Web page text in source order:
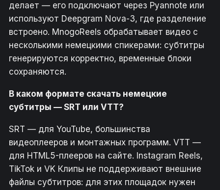
делает — его подключают через Pyannote или
используют Deepgram Nova-3, где разделение
встроено. MnogoReels обрабатывает видео с
несколькими немецкими спикерами: субтитры
генерируются корректно, временные блоки
сохраняются.
В каком формате скачать немецкие
субтитры — SRT или VTT?
SRT — для YouTube, большинства
видеоплееров и монтажных программ. VTT —
для HTML5-плееров на сайте. Instagram Reels,
TikTok и VK Клипы не поддерживают внешние
файлы субтитров: для этих площадок нужен